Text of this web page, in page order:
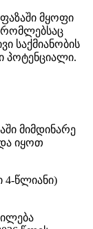
მყოფი
რომლებსაც
საქმიანობის
პოტენციალი.
მიმდინარე
იყოთ
4-წლიანი)